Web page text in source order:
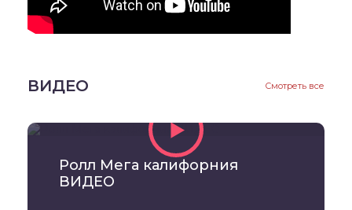
ВИДЕО Смотреть все
Ролл Мега калифорния
ВИДЕО